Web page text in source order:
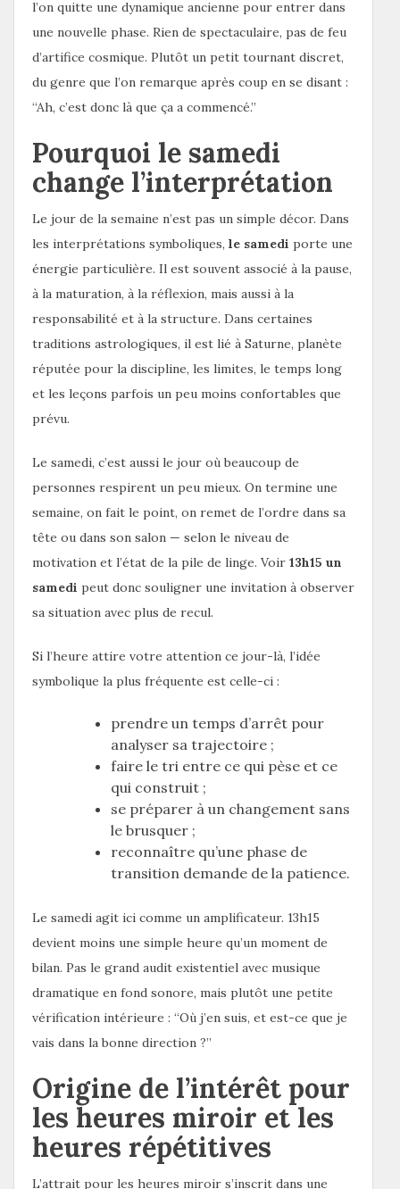
l’on quitte une dynamique ancienne pour entrer dans
une nouvelle phase. Rien de spectaculaire, pas de feu
d’artifice cosmique. Plutôt un petit tournant discret,
du genre que l’on remarque après coup en se disant :
“Ah, c’est donc là que ça a commencé.”
Pourquoi le samedi
change l’interprétation
Le jour de la semaine n’est pas un simple décor. Dans
les interprétations symboliques, le samedi porte une
énergie particulière. Il est souvent associé à la pause,
à la maturation, à la réflexion, mais aussi à la
responsabilité et à la structure. Dans certaines
traditions astrologiques, il est lié à Saturne, planète
réputée pour la discipline, les limites, le temps long
et les leçons parfois un peu moins confortables que
prévu.
Le samedi, c’est aussi le jour où beaucoup de
personnes respirent un peu mieux. On termine une
semaine, on fait le point, on remet de l’ordre dans sa
tête ou dans son salon — selon le niveau de
motivation et l’état de la pile de linge. Voir 13h15 un
samedi peut donc souligner une invitation à observer
sa situation avec plus de recul.
Si l’heure attire votre attention ce jour-là, l’idée
symbolique la plus fréquente est celle-ci :
prendre un temps d’arrêt pour
analyser sa trajectoire ;
faire le tri entre ce qui pèse et ce
qui construit ;
se préparer à un changement sans
le brusquer ;
reconnaître qu’une phase de
transition demande de la patience.
Le samedi agit ici comme un amplificateur. 13h15
devient moins une simple heure qu’un moment de
bilan. Pas le grand audit existentiel avec musique
dramatique en fond sonore, mais plutôt une petite
vérification intérieure : “Où j’en suis, et est-ce que je
vais dans la bonne direction ?”
Origine de l’intérêt pour
les heures miroir et les
heures répétitives
L’attrait pour les heures miroir s’inscrit dans une